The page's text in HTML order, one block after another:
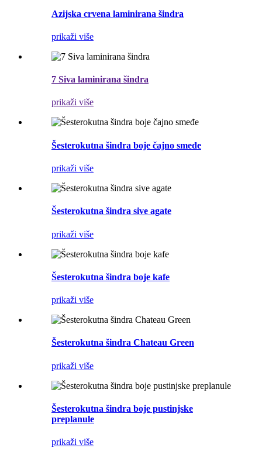
Azijska crvena laminirana šindra
prikaži više
7 Siva laminirana šindra
prikaži više
Šesterokutna šindra boje čajno smeđe
prikaži više
Šesterokutna šindra sive agate
prikaži više
Šesterokutna šindra boje kafe
prikaži više
Šesterokutna šindra Chateau Green
prikaži više
Šesterokutna šindra boje pustinjske
preplanule
prikaži više